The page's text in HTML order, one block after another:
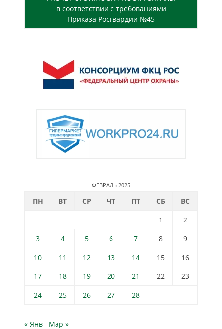
в соответствии с требованиями
Приказа Росгвардии №45
ФЕВРАЛЬ 2025
ПН ВТ СР ЧТ ПТ СБ
ВС
1
2
3
4 5 6 7 8
9
10
11 12 13 14 15
16
17
18 19 20 21 22
23
24
25 26 27 28
« Янв Мар »